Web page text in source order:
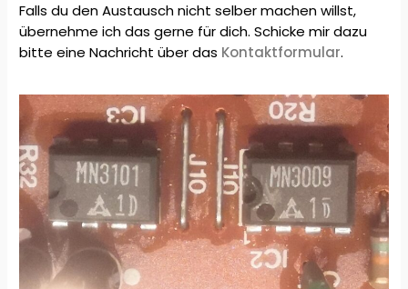
Falls du den Austausch nicht selber machen willst,
übernehme ich das gerne für dich. Schicke mir dazu
bitte eine Nachricht über das Kontaktformular.